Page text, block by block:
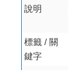
說明
標籤 / 關
鍵字